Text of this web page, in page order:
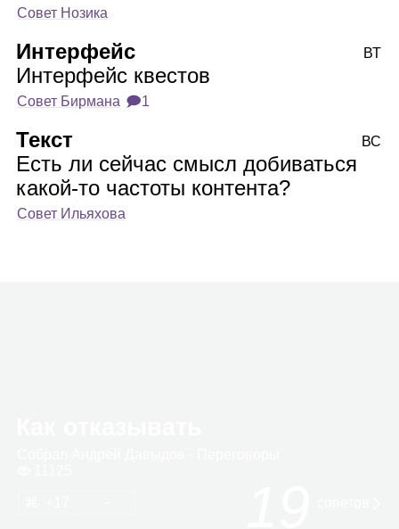
Совет Нозика
Интерфейс
Интерфейс квестов
Совет Бирмана 🗩1
ВТ
Текст
Есть ли сейчас смысл добиваться
какой‑то частоты контента?
Совет Ильяхова
ВС